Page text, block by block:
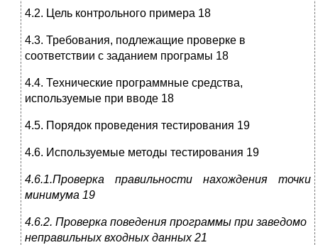
4.2. Цель контрольного примера 18
4.3. Требования, подлежащие проверке в
соответствии с заданием програмы 18
4.4. Технические программные средства,
используемые при вводе 18
4.5. Порядок проведения тестирования 19
4.6. Используемые методы тестирования 19
4.6.1.Проверка правильности нахождения точки
минимума 19
4.6.2. Проверка поведения программы при заведомо
неправильных входных данных 21